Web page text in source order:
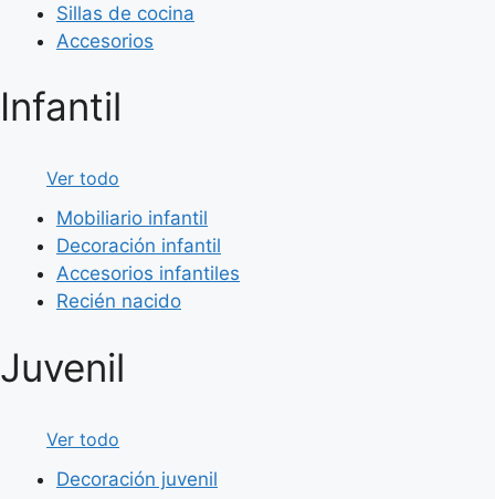
Sillas de cocina
Accesorios
Infantil
Ver todo
Mobiliario infantil
Decoración infantil
Accesorios infantiles
Recién nacido
Juvenil
Ver todo
Decoración juvenil